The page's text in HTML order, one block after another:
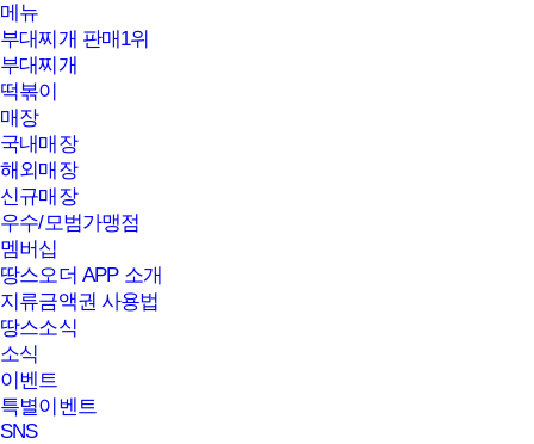
메뉴
부대찌개 판매1위
부대찌개
떡볶이
매장
국내매장
해외매장
신규매장
우수/모범가맹점
멤버십
땅스오더 APP 소개
지류금액권 사용법
땅스소식
소식
이벤트
특별이벤트
SNS